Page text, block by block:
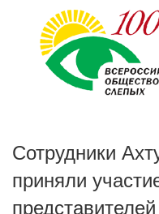
Сотрудники
приняли